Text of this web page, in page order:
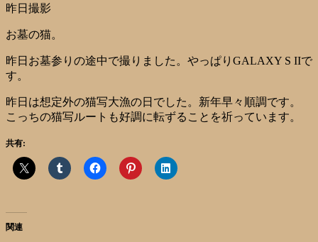
昨日撮影
お墓の猫。
昨日お墓参りの途中で撮りました。やっぱりGALAXY S IIで
す。
昨日は想定外の猫写大漁の日でした。新年早々順調です。
こっちの猫写ルートも好調に転ずることを祈っています。
共有:
関連